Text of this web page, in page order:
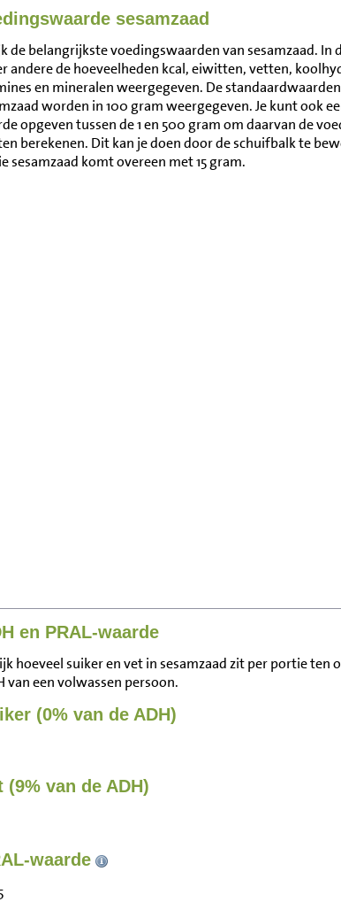
sesamzaad
de belangrijkste voedingswaarden van sesamzaad. In
andere de hoeveelheden kcal, eiwitten, vetten,
en mineralen weergegeven. De
worden in 100 gram weergegeven. Je kunt ook
opgeven tussen de 1 en 500 gram om daarvan de
berekenen. Dit kan je doen door de schuifbalk te
sesamzaad komt overeen met 15 gram.
en PRAL-waarde
hoeveel suiker en vet in sesamzaad zit per portie ten
van een volwassen persoon.
(0% van de ADH)
(9% van de ADH)
waarde